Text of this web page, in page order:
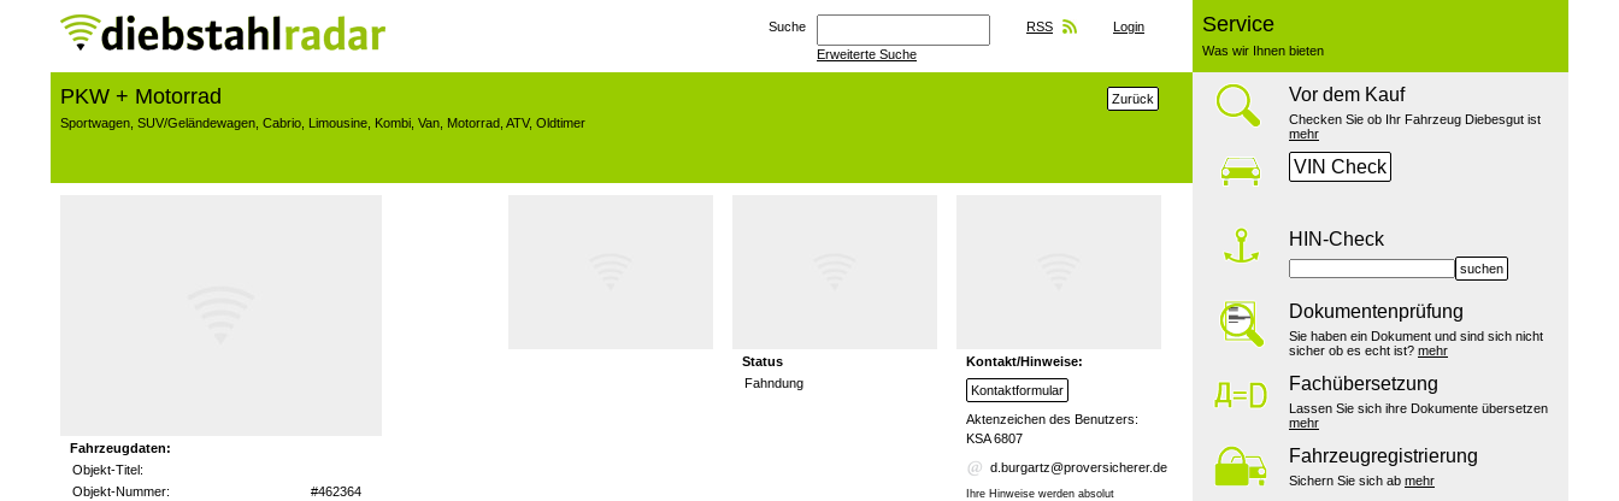
Service
Was wir Ihnen bieten
Vor dem Kauf
Checken Sie ob Ihr Fahrzeug Diebesgut ist
mehr
VIN Check
HIN-Check
suchen
Dokumentenprüfung
Sie haben ein Dokument und sind sich nicht
sicher ob es echt ist? mehr
Fachübersetzung
Lassen Sie sich ihre Dokumente übersetzen
mehr
Fahrzeugregistrierung
Sichern Sie sich ab mehr
Suche
Erweiterte Suche
RSS Login
PKW + Motorrad
Zurück
Sportwagen SUV/Geländewagen Cabrio Limousine Kombi Van Motorrad ATV, Oldtimer
Fahrzeugdaten:
Objekt-Titel:
Objekt-Nummer:
#462364
Status
Fahndung
Kontakt/Hinweise:
Kontaktformular
Aktenzeichen des Benutzers:
KSA 6807
d.burgartz@proversicherer.de
Ihre Hinweise werden absolut